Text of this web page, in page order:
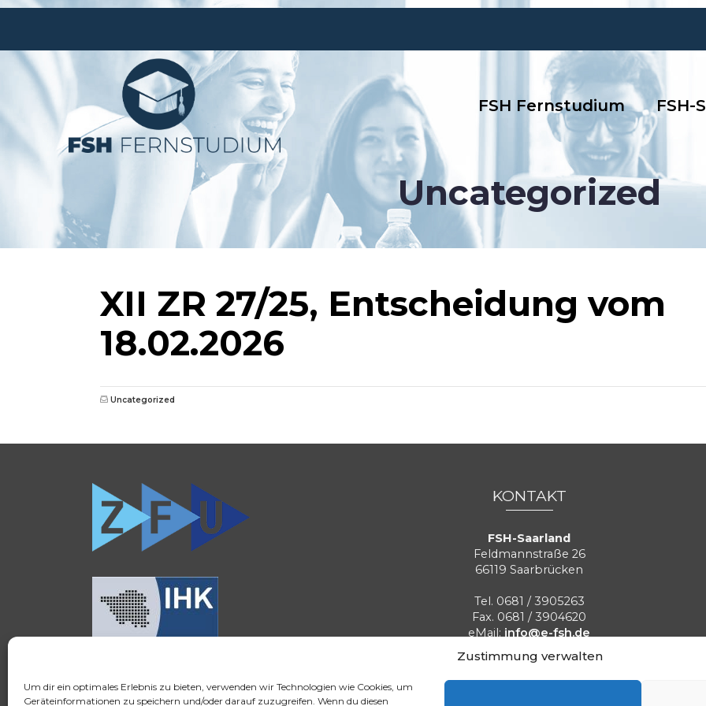
Zustimmung verwalten
Um dir ein optimales Erlebnis zu bieten, verwenden wir Technologien wie Cookies, um
Geräteinformationen zu speichern und/oder darauf zuzugreifen. Wenn du diesen
FSH Fernstudium FSH-
Uncategorized
XII ZR 27/25, Entscheidung vom
18.02.2026
Uncategorized
KONTAKT
FSH-Saarland
Feldmannstraße 26
66119 Saarbrücken
Tel. 0681 / 3905263
Fax. 0681 / 3904620
eMail: info@e-fsh.de
Kontaktformular aufrufen
© 2026 FSH Fernstudium